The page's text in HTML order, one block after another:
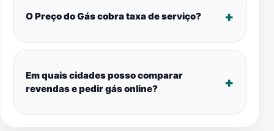
O Preço do Gás cobra taxa de serviço?
Em quais cidades posso comparar
revendas e pedir gás online?